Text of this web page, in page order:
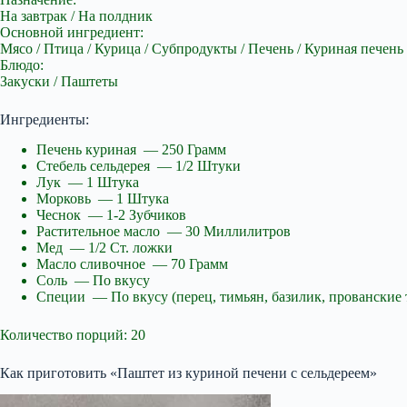
На завтрак / На полдник
Основной ингредиент:
Мясо / Птица / Курица / Субпродукты / Печень / Куриная печень
Блюдо:
Закуски / Паштеты
Ингредиенты:
Печень куриная — 250 Грамм
Стебель сельдерея — 1/2 Штуки
Лук — 1 Штука
Морковь — 1 Штука
Чеснок — 1-2 Зубчиков
Растительное масло — 30 Миллилитров
Мед — 1/2 Ст. ложки
Масло сливочное — 70 Грамм
Соль — По вкусу
Специи — По вкусу (перец, тимьян, базилик, прованские
Количество порций: 20
Как приготовить «Паштет из куриной печени с сельдереем»